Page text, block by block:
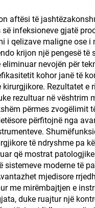
aftësi të
së infeksioneve gjatë
i qelizave maligne ose i
krijon një pengesë
eliminuar nevojën për
kohor janë të
kirurgjikore. Rezultatet
rezultuar në
përmes zvogëlimit
përfitojnë nga
të ndryshme pa
që mostrat
moderne të
mjedisore
me mirëmbajtjen e
duke ruajtur një